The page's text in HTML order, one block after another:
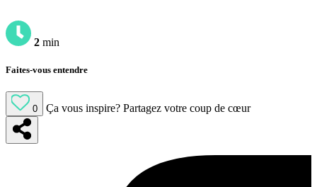
2 min
Faites-vous entendre
0 Ça vous inspire? Partagez votre coup de cœur